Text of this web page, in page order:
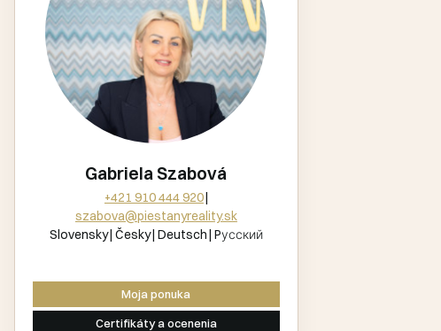
Gabriela Szabová
+421 910 444 920
szabova@piestanyreality.sk
Slovensky Česky Deutsch Pусский
Moja ponuka
Certifikáty a ocenenia